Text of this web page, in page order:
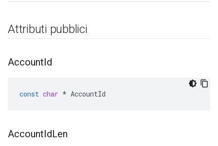
Attributi pubblici
AccountId
const char * AccountId
AccountIdLen